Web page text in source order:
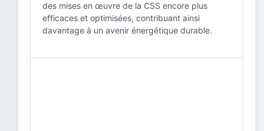
des mises en œuvre de la CSS encore plus
efficaces et optimisées, contribuant ainsi
davantage à un avenir énergétique durable.